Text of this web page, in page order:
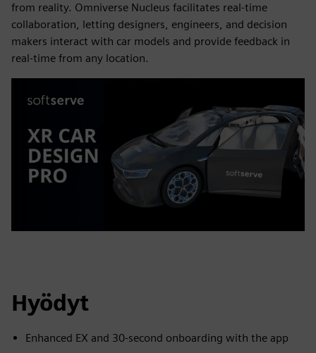
from reality. Omniverse Nucleus facilitates real-time
collaboration, letting designers, engineers, and decision
makers interact with car models and provide feedback in
real-time from any location.
Hyödyt
Enhanced EX and 30-second onboarding with the app